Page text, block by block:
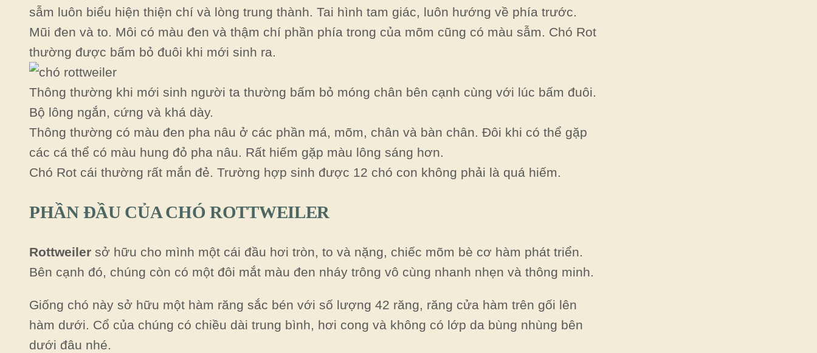
sẫm luôn biểu hiện thiện chí và lòng trung thành. Tai hình tam giác, luôn hướng về phía trước.
Mũi đen và to. Môi có màu đen và thậm chí phần phía trong của mõm cũng có màu sẫm. Chó Rot
thường được bấm bỏ đuôi khi mới sinh ra.
Thông thường khi mới sinh người ta thường bấm bỏ móng chân bên cạnh cùng với lúc bấm đuôi.
Bộ lông ngắn, cứng và khá dày.
Thông thường có màu đen pha nâu ở các phần má, mõm, chân và bàn chân. Đôi khi có thể gặp
các cá thể có màu hung đỏ pha nâu. Rất hiếm gặp màu lông sáng hơn.
Chó Rot cái thường rất mắn đẻ. Trường hợp sinh được 12 chó con không phải là quá hiếm.
PHẦN ĐẦU CỦA CHÓ ROTTWEILER
Rottweiler sở hữu cho mình một cái đầu hơi tròn, to và nặng, chiếc mõm bè cơ hàm phát triển.
Bên cạnh đó, chúng còn có một đôi mắt màu đen nháy trông vô cùng nhanh nhẹn và thông minh.
Giống chó này sở hữu một hàm răng sắc bén với số lượng 42 răng, răng cửa hàm trên gối lên
hàm dưới. Cổ của chúng có chiều dài trung bình, hơi cong và không có lớp da bùng nhùng bên
dưới đâu nhé.